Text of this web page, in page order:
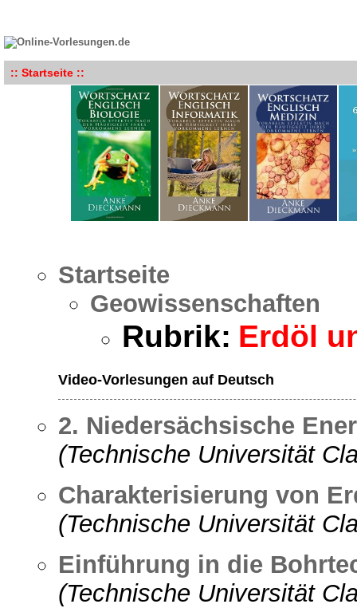
:: Startseite ::
Startseite
Geowissenschaften
Rubrik: Erdöl
Video-Vorlesungen auf Deutsch
2. Niedersächsische
(Technische Universität
Charakterisierung von
(Technische Universität
Einführung in die
(Technische Universität